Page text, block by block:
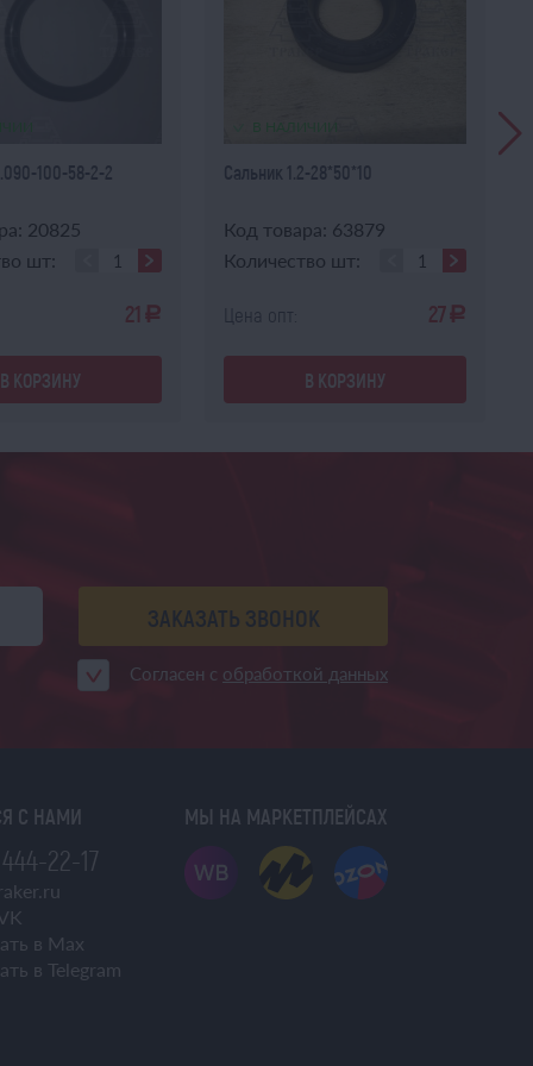
100-58-2-2
20825
шт:
21 a
В КОРЗИНУ
В НАЛИЧИИ
Сальник 1.2-28*50*10
Код товара: 63879
Количество шт:
Цена опт: 27a
В КОРЗИНУ
ЗАКАЗАТЬ ЗВОНОК
Согласен с обработкой данных
С НАМИ
22-17
в Max
в Telegram
МЫ НА МАРКЕТПЛЕЙСАХ